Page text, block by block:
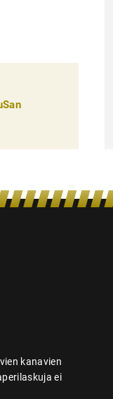
kanavien
ei